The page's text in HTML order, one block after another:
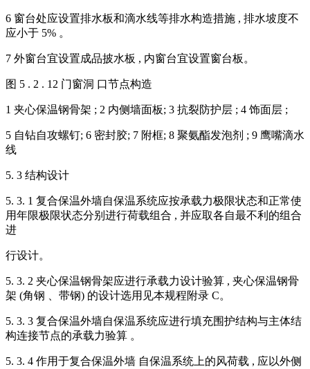
6 窗台处应设置排水板和滴水线等排水构造措施 , 排水坡度不
应小于 5% 。
7 外窗台宜设置成品披水板 , 内窗台宜设置窗台板。
图 5 . 2 . 12 门窗洞 口节点构造
1 夹心保温钢骨架 ; 2 内侧墙面板; 3 抗裂防护层 ; 4 饰面层 ;
5 自钻自攻螺钉; 6 密封胶; 7 附框; 8 聚氨酯发泡剂 ; 9 鹰嘴滴水
线
5. 3 结构设计
5. 3. 1 复合保温外墙自保温系统应按承载力极限状态和正常使
用年限极限状态分别进行荷载组合 , 并应取各自最不利的组合
进
行设计。
5. 3. 2 夹心保温钢骨架应进行承载力设计验算 , 夹心保温钢骨
架 (角钢 、带钢) 的设计选用见本规程附录 C。
5. 3. 3 复合保温外墙自保温系统应进行填充围护结构与主体结
构连接节点的承载力验算 。
5. 3. 4 作用于复合保温外墙 自保温系统上的风荷载 , 应以外侧